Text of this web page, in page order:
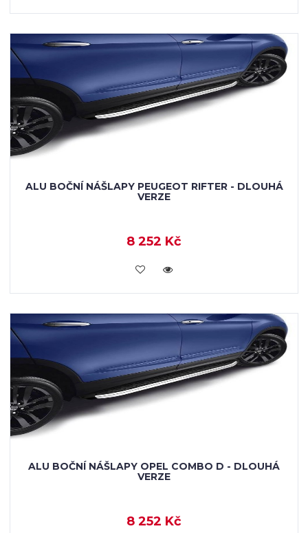
ALU BOČNÍ NÁŠLAPY PEUGEOT RIFTER - DLOUHÁ
VERZE
8 252 Kč
KOUPIT
ALU BOČNÍ NÁŠLAPY OPEL COMBO D - DLOUHÁ
VERZE
8 252 Kč